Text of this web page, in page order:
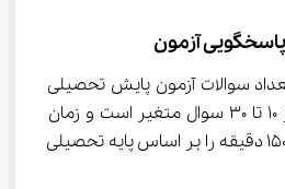
آزمون
سوالات آزمون پایش تحصیلی
سمپاد برای هر درس از 10 تا 30 سوال متغیر است و زمان
آزمون معمولا بین 90 تا 150 دقیقه را بر اساس پایه تحصیلی